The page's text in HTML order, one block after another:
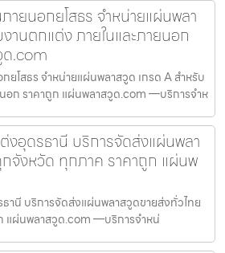
ายนอกยโสธร จำหน่ายแผ่นพลา
านตกแต่ง ภายในและภายนอก
.com
ยโสธร จำหน่ายแผ่นพลาสวูด เกรด A สำหรับ
อก ราคาถูก แผ่นพลาสวูด.com —บริการจำห
งอุดรธานี บริการจัดส่งแผ่นพลา
จังหวัด ทุกภาค ราคาถูก แผ่นพ
านี บริการจัดส่งแผ่นพลาสวูดขายส่งทั่วไทย
แผ่นพลาสวูด.com —บริการจำหน่